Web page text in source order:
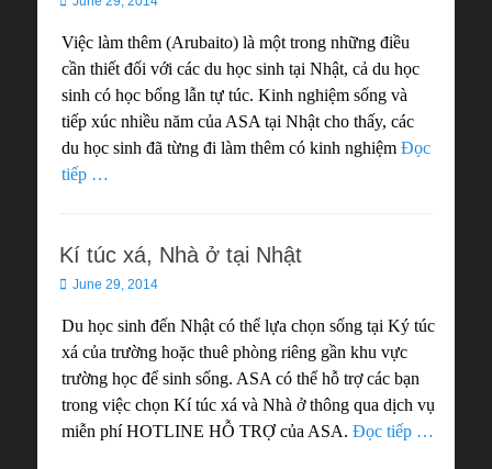
Việc làm thêm (Arubaito) là một trong những điều
cần thiết đối với các du học sinh tại Nhật, cả du học
sinh có học bổng lẫn tự túc. Kinh nghiệm sống và
tiếp xúc nhiều năm của ASA tại Nhật cho thấy, các
du học sinh đã từng đi làm thêm có kinh nghiệm Đọc
tiếp …
Kí túc xá, Nhà ở tại Nhật
Posted
June 29, 2014
Du học sinh đến Nhật có thể lựa chọn sống tại Ký túc
xá của trường hoặc thuê phòng riêng gần khu vực
trường học để sinh sống. ASA có thể hỗ trợ các bạn
trong việc chọn Kí túc xá và Nhà ở thông qua dịch vụ
miễn phí HOTLINE HỖ TRỢ của ASA. Đọc tiếp …